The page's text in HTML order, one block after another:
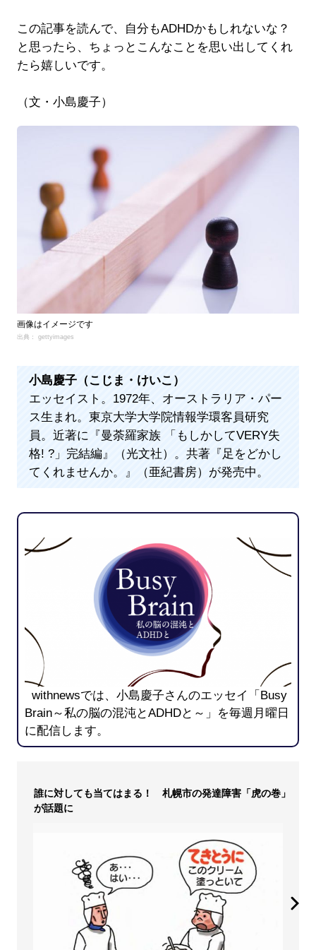
この記事を読んで、自分もADHDかもしれないな？
と思ったら、ちょっとこんなことを思い出してくれ
たら嬉しいです。
（文・小島慶子）
画像はイメージです
出典： gettyimages
小島慶子（こじま・けいこ）
エッセイスト。1972年、オーストラリア・パー
ス生まれ。東京大学大学院情報学環客員研究
員。近著に『曼荼羅家族 「もしかしてVERY失
格! ?」完結編』（光文社）。共著『足をどかし
てくれませんか。』（亜紀書房）が発売中。
withnewsでは、小島慶子さんのエッセイ「Busy
Brain～私の脳の混沌とADHDと～」を毎週月曜日
に配信します。
誰に対しても当てはまる！ 札幌市の発達障害「虎の巻」
が話題に